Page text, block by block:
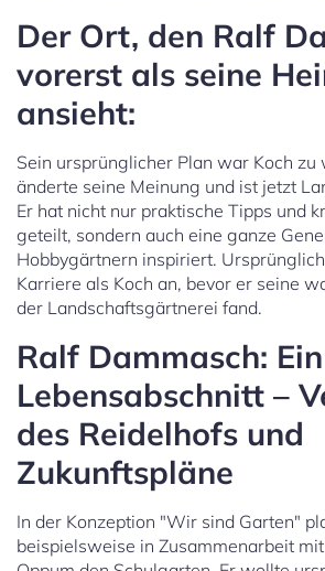
Der Ort, den Ralf
vorerst als seine
ansieht:
Sein ursprünglicher Plan war Koch zu
änderte seine Meinung und ist jetzt
Er hat nicht nur praktische Tipps und
geteilt, sondern auch eine ganze
Hobbygärtnern inspiriert.
Karriere als Koch an, bevor er seine
der Landschaftsgärtnerei fand.
Ralf Dammasch:
Lebensabschnitt –
des Reidelhofs und
Zukunftspläne
In der Konzeption "Wir sind Garten"
beispielsweise in Zusammenarbeit